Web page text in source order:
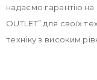
надаємо гарантію
OUTLET” для своїх
техніку з високим